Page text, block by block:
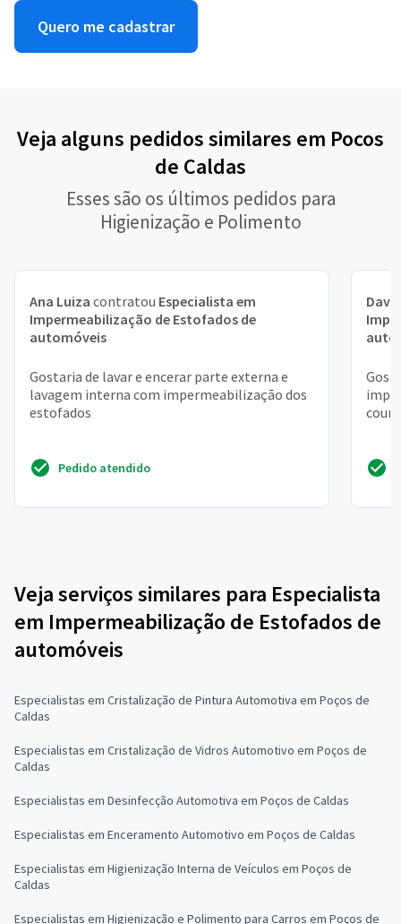
Quero me cadastrar
Veja alguns pedidos similares em Pocos
de Caldas
Esses são os últimos pedidos para
Higienização e Polimento
Ana Luiza contratou Especialista em
Impermeabilização de Estofados de
automóveis
Gostaria de lavar e encerar parte externa e
lavagem interna com impermeabilização dos
estofados
Pedido atendido
Davi
Veja serviços similares para Especialista
em Impermeabilização de Estofados de
automóveis
Especialistas em Cristalização de Pintura Automotiva em Poços de
Caldas
Especialistas em Cristalização de Vidros Automotivo em Poços de
Caldas
Especialistas em Desinfecção Automotiva em Poços de Caldas
Especialistas em Enceramento Automotivo em Poços de Caldas
Especialistas em Higienização Interna de Veículos em Poços de
Caldas
Especialistas em Higienização e Polimento para Carros em Poços de